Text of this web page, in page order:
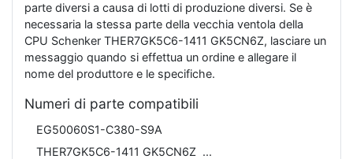
parte diversi a causa di lotti di produzione diversi. Se è
necessaria la stessa parte della vecchia ventola della
CPU Schenker THER7GK5C6-1411 GK5CN6Z, lasciare un
messaggio quando si effettua un ordine e allegare il
nome del produttore e le specifiche.
Numeri di parte compatibili
EG50060S1-C380-S9A
THER7GK5C6-1411 GK5CN6Z